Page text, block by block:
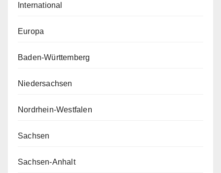
International
Europa
Baden-Württemberg
Niedersachsen
Nordrhein-Westfalen
Sachsen
Sachsen-Anhalt